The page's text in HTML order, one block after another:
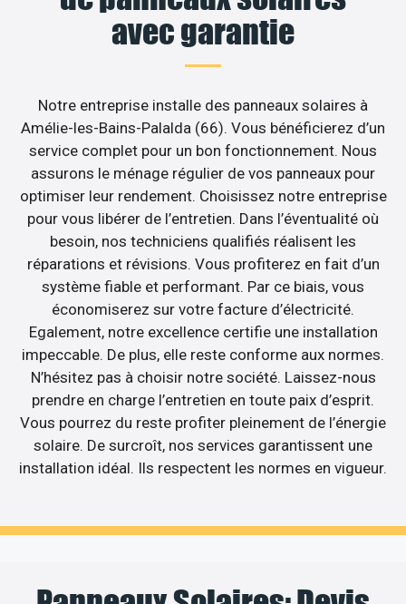
avec garantie
Notre entreprise installe des panneaux solaires à
Amélie-les-Bains-Palalda (66). Vous bénéficierez d’un
service complet pour un bon fonctionnement. Nous
assurons le ménage régulier de vos panneaux pour
optimiser leur rendement. Choisissez notre entreprise
pour vous libérer de l’entretien. Dans l’éventualité où
besoin, nos techniciens qualifiés réalisent les
réparations et révisions. Vous profiterez en fait d’un
système fiable et performant. Par ce biais, vous
économiserez sur votre facture d’électricité.
Egalement, notre excellence certifie une installation
impeccable. De plus, elle reste conforme aux normes.
N’hésitez pas à choisir notre société. Laissez-nous
prendre en charge l’entretien en toute paix d’esprit.
Vous pourrez du reste profiter pleinement de l’énergie
solaire. De surcroît, nos services garantissent une
installation idéal. Ils respectent les normes en vigueur.